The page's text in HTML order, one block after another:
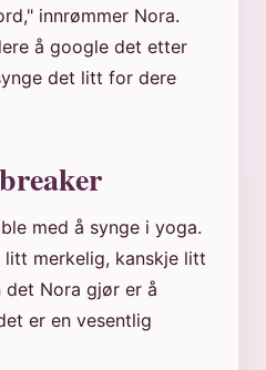
innrømmer Nora.
å google det etter
det litt for dere
med å synge i yoga.
merkelig, kanskje litt
Nora gjør er å
er en vesentlig